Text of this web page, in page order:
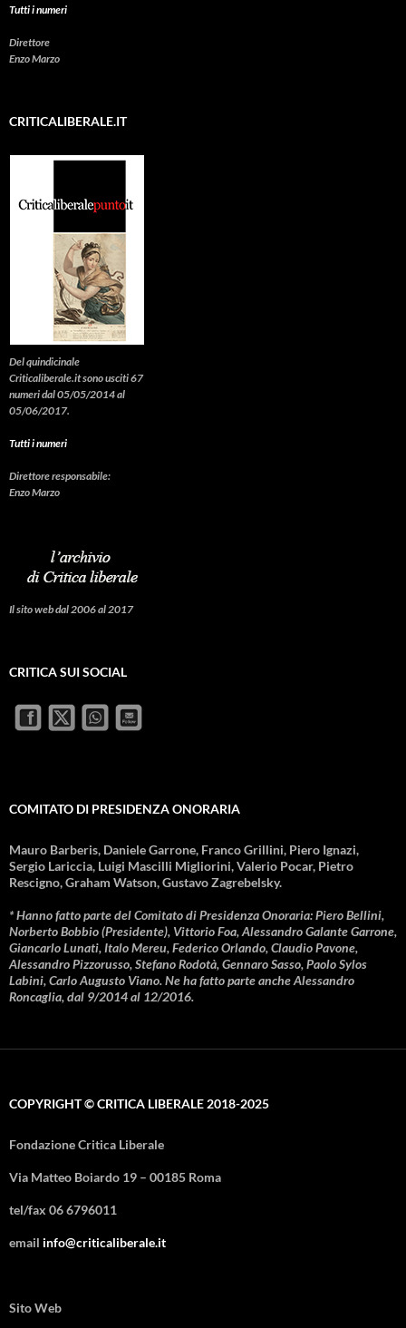
Tutti i numeri
Direttore
Enzo Marzo
CRITICALIBERALE.IT
Del quindicinale
Criticaliberale.it sono usciti 67
numeri dal 05/05/2014 al
05/06/2017.
Tutti i numeri
Direttore responsabile:
Enzo Marzo
Il sito web dal 2006 al 2017
CRITICA SUI SOCIAL
COMITATO DI PRESIDENZA ONORARIA
Mauro Barberis, Daniele Garrone, Franco Grillini, Piero Ignazi,
Sergio Lariccia, Luigi Mascilli Migliorini, Valerio Pocar, Pietro
Rescigno, Graham Watson, Gustavo Zagrebelsky.
* Hanno fatto parte del Comitato di Presidenza Onoraria: Piero Bellini,
Norberto Bobbio (Presidente), Vittorio Foa, Alessandro Galante Garrone,
Giancarlo Lunati, Italo Mereu, Federico Orlando, Claudio Pavone,
Alessandro Pizzorusso, Stefano Rodotà, Gennaro Sasso, Paolo Sylos
Labini, Carlo Augusto Viano. Ne ha fatto parte anche Alessandro
Roncaglia, dal 9/2014 al 12/2016.
COPYRIGHT © CRITICA LIBERALE 2018-2025
Fondazione Critica Liberale
Via Matteo Boiardo 19 – 00185 Roma
tel/fax 06 6796011
email info@criticaliberale.it
Sito Web